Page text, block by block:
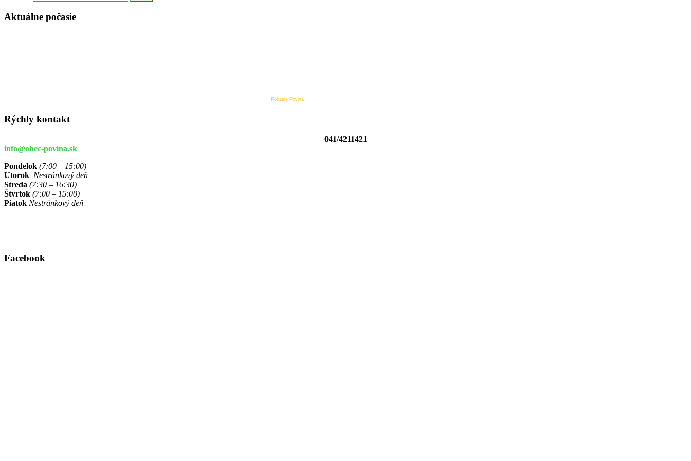
Aktuálne počasie
Počasie Povina
Rýchly kontakt
041/4211421
info@obec-povina.sk
Pondelok (7:00 – 15:00)
Utorok Nestránkový deň
Streda (7:30 – 16:30)
Štvrtok (7:00 – 15:00)
Piatok Nestránkový deň
Facebook